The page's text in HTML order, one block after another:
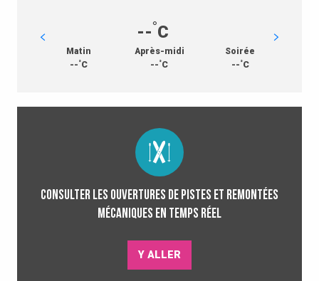
--°C
Matin
--°C
Après-midi
--°C
Soirée
--°C
Consulter les ouvertures de pistes et remontées
mécaniques en temps réel
Y ALLER